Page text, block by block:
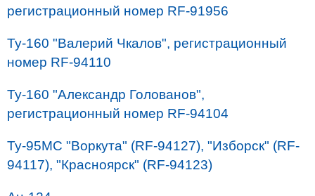
регистрационный номер RF-91956
Ту-160 "Валерий Чкалов", регистрационный
номер RF-94110
Ту-160 "Александр Голованов",
регистрационный номер RF-94104
Ту-95МС "Воркута" (RF-94127), "Изборск" (RF-
94117), "Красноярск" (RF-94123)